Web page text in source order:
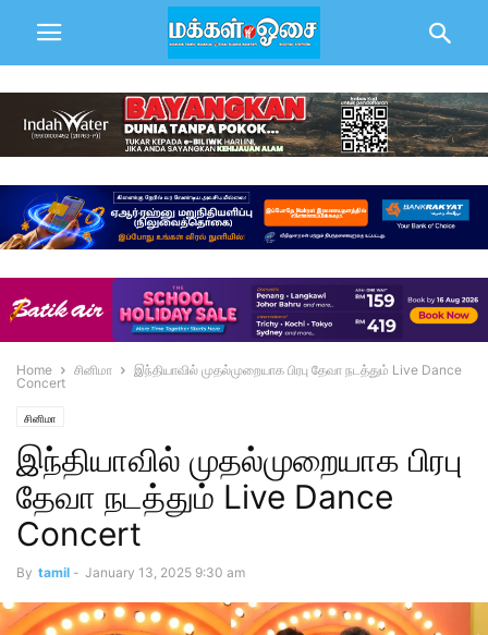
Home சினிமா
இந்தியாவில் முதல்முறையாக பிரபு தேவா நடத்தும் Live Dance
Concert
சினிமா
இந்தியாவில் முதல்முறையாக பிரபு
தேவா நடத்தும் Live Dance
Concert
By tamil - January 13, 2025 9:30 am